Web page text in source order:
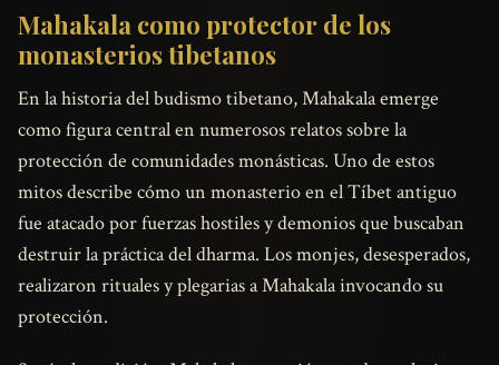
Mahakala como protector de los
monasterios tibetanos
En la historia del budismo tibetano, Mahakala emerge
como figura central en numerosos relatos sobre la
protección de comunidades monásticas. Uno de estos
mitos describe cómo un monasterio en el Tíbet antiguo
fue atacado por fuerzas hostiles y demonios que buscaban
destruir la práctica del dharma. Los monjes, desesperados,
realizaron rituales y plegarias a Mahakala invocando su
protección.